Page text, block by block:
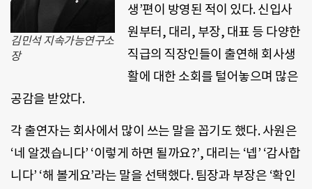
김민석 지속가능연구소
장
생’편이 방영된 적이 있다. 신입사
원부터, 대리, 부장, 대표 등 다양한
직급의 직장인들이 출연해 회사생
활에 대한 소회를 털어놓으며 많은
공감을 받았다.
각 출연자는 회사에서 많이 쓰는 말을 꼽기도 했다. 사원은
‘네 알겠습니다’ ‘이렇게 하면 될까요?’, 대리는 ‘넵’ ‘감사합
니다’ ‘해 볼게요’라는 말을 선택했다. 팀장과 부장은 ‘확인